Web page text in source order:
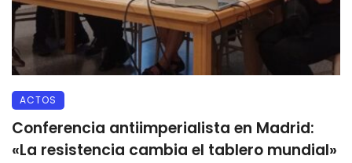
ACTOS
Conferencia antiimperialista en Madrid:
«La resistencia cambia el tablero mundial»